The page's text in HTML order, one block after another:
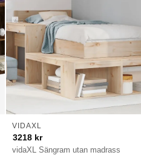
vidaXL Sängram utan madrass
VIDAXL
3218 kr